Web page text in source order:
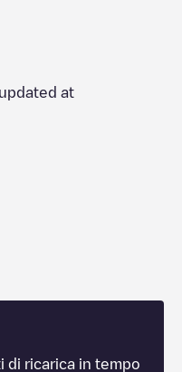
at
di ricarica in tempo